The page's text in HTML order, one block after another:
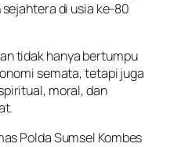
di usia ke-80
tidak hanya bertumpu
semata, tetapi juga
moral, dan
Polda Sumsel Kombes